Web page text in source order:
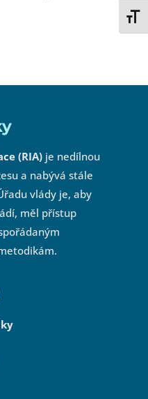
(RIA)je nedílnou
a nabývá stále
vlády je, aby
měl přístup